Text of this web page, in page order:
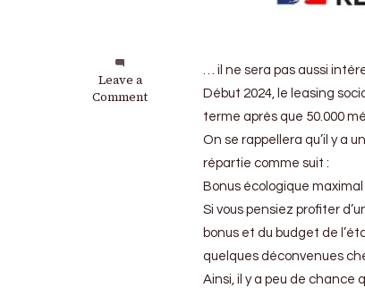
Leave a
Comment
on
Leasing
… il ne sera pas aussi
Début 2024, le leasing
terme après que 50.000
On se rappellera qu’il y a
répartie comme suit :
Bonus écologique
Si vous pensiez profiter
bonus et du budget de
quelques déconvenues
Ainsi, il y a peu de chance